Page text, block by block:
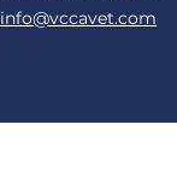
info@vccavet.com